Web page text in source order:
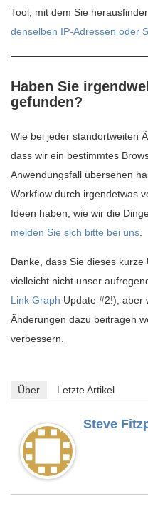
Tool, mit dem Sie
denselben IP-Adressen oder
Haben Sie
gefunden?
Wie bei jeder standortweiten
dass wir ein bestimmtes
Anwendungsfall übersehen
Workflow durch irgendetwas
Ideen haben, wie wir die
melden Sie sich bitte bei uns.
Danke, dass Sie dieses
vielleicht nicht unser
Link Graph Update #2!), aber
Änderungen dazu beitragen
verbessern.
Über Letzte Artikel
Steve